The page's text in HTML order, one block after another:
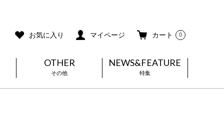
お気に入り マイページ カート 0
OTHER
その他
NEWS&FEATURE
特集